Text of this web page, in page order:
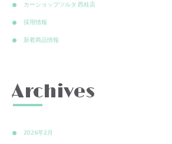
カーショップツルタ 西桂店
採用情報
新着商品情報
Archives
2026年2月